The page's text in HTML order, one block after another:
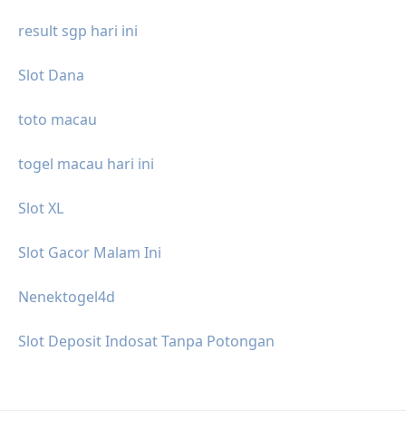
result sgp hari ini
Slot Dana
toto macau
togel macau hari ini
Slot XL
Slot Gacor Malam Ini
Nenektogel4d
Slot Deposit Indosat Tanpa Potongan